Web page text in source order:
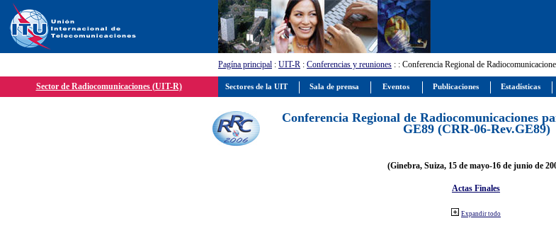
Pagína principal : UIT-R : Conferencias y reuniones : : Conferencia Regional de
Sector de Radiocomunicaciones (UIT-R)
Conferencia Regional de Radiocomunicaciones
GE89 (CRR-06-Rev.GE89)
(Ginebra, Suiza, 15 de mayo-16 de junio de
Actas Finales
Expandir todo
Sectores de la UIT Sala de prensa Eventos Publicaciones Estadísticas